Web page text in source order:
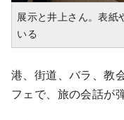
展示と井上さん。表紙
いる
港、街道、バラ、教
フェで、旅の会話が弾